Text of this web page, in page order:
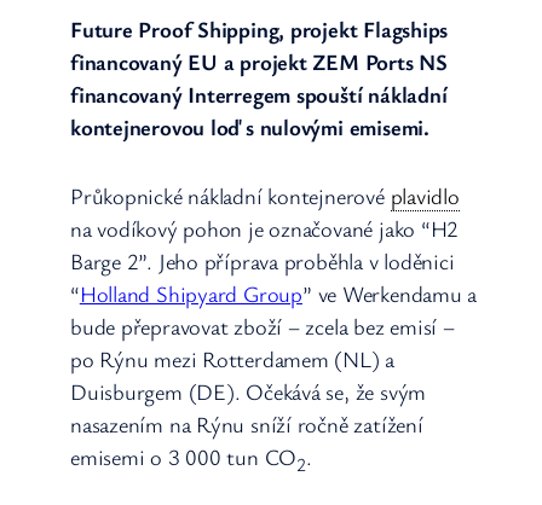
Future Proof Shipping, projekt Flagships
financovaný EU a projekt ZEM Ports NS
financovaný Interregem spouští nákladní
kontejnerovou loď s nulovými emisemi.
Průkopnické nákladní kontejnerové plavidlo
na vodíkový pohon je označované jako “H2
Barge 2”. Jeho příprava proběhla v loděnici
“Holland Shipyard Group” ve Werkendamu a
bude přepravovat zboží – zcela bez emisí –
po Rýnu mezi Rotterdamem (NL) a
Duisburgem (DE). Očekává se, že svým
nasazením na Rýnu sníží ročně zatížení
emisemi o 3 000 tun CO2.